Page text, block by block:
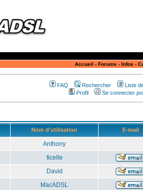
Accueil - Forums - Infos -
FAQ Rechercher
Liste
Profil
Se connecter
Nom d'utilisateur E-mail
Anthony
ficelle
David
MacADSL